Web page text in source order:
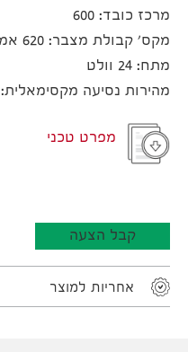
מרכז כובד: 600
מקס' קבולת מצבר: 620 אמפר/שעה
מתח: 24 וולט
מהירות נסיעה מקסימאלית: 12 קמ"ש
מפרט טכני
קבל הצעה
אחריות למוצר